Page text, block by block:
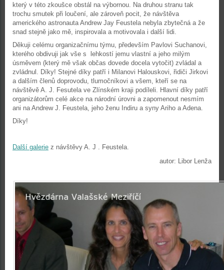
který v této zkoušce obstál na výbornou. Na druhou stranu tak
trochu smutek při loučení, ale zároveň pocit, že návštěva
amerického astronauta Andrew Jay Feustela nebyla zbytečná a že
snad stejně jako mě, inspirovala a motivovala i další lidi.
Děkuji celému organizačnímu týmu, především Pavlovi Suchanovi,
kterého obdivuji jak vše s lehkostí jemu vlastní a jeho milým
úsměvem (který mě však občas dovede docela vytočit) zvládal a
zvládnul. Díky! Stejné díky patří i Milanovi Halouskovi, řidiči Jirkovi
a dalším členů doprovodu, tlumočníkovi a všem, kteří se na
návštěvě A. J. Fesutela ve Zlínském kraji podíleli. Hlavní díky patří
organizátorům celé akce na národní úrovni a zapomenout nesmím
ani na Andrew J. Feustela, jeho ženu Indiru a syny Ariho a Adena.
Díky!
Další galerie z návštěvy A. J . Feustela.
autor: Libor Lenža